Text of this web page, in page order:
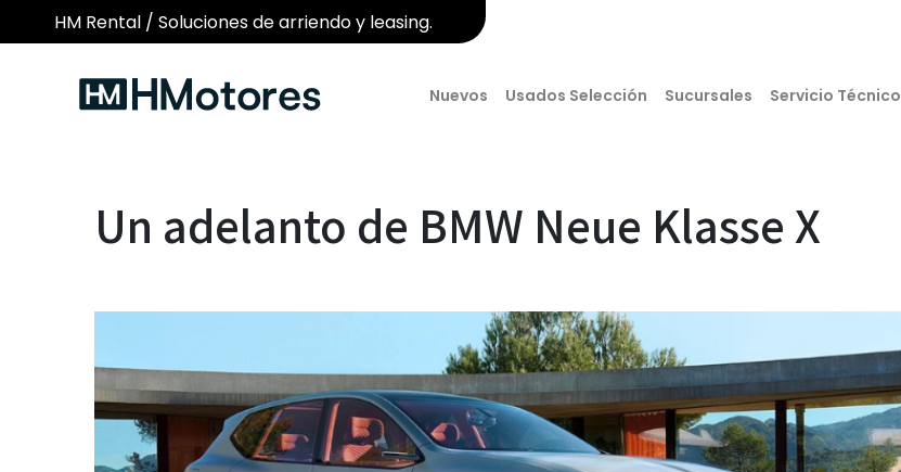
HM Rental / Soluciones de arriendo y leasing.
Nuevos Usados Selección Sucursales Servicio Técnico
Un adelanto de BMW Neue Klasse X